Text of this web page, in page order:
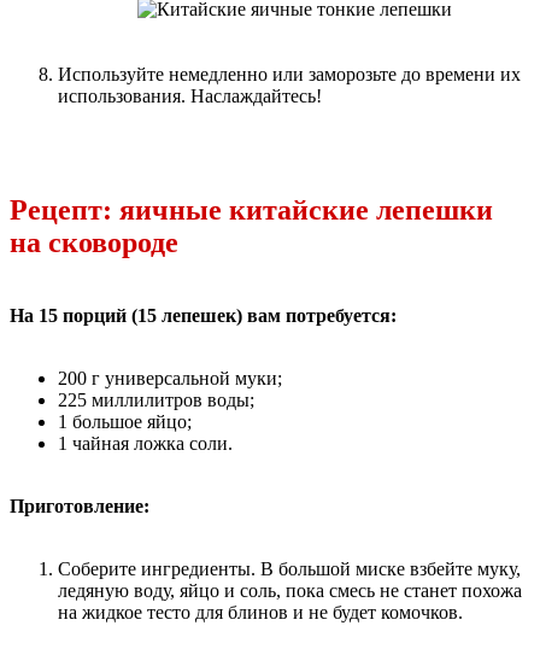
Используйте немедленно или заморозьте до времени их
использования. Наслаждайтесь!
Рецепт: яичные китайские лепешки
на сковороде
На 15 порций (15 лепешек) вам потребуется:
200 г универсальной муки;
225 миллилитров воды;
1 большое яйцо;
1 чайная ложка соли.
Приготовление:
Соберите ингредиенты. В большой миске взбейте муку,
ледяную воду, яйцо и соль, пока смесь не станет похожа
на жидкое тесто для блинов и не будет комочков.